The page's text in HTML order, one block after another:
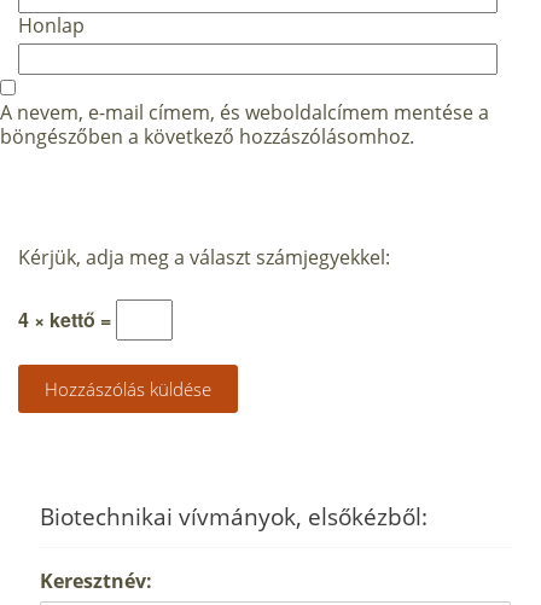
Honlap
A nevem, e-mail címem, és weboldalcímem mentése a
böngészőben a következő hozzászólásomhoz.
Kérjük, adja meg a választ számjegyekkel:
4 × kettő =
Biotechnikai vívmányok, elsőkézből:
Keresztnév: